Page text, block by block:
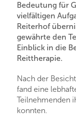
Bedeutung für
vielfältigen
Reiterhof
gewährte den
Einblick in die
Reittherapie.
Nach der
fand eine
Teilnehmenden
konnten.